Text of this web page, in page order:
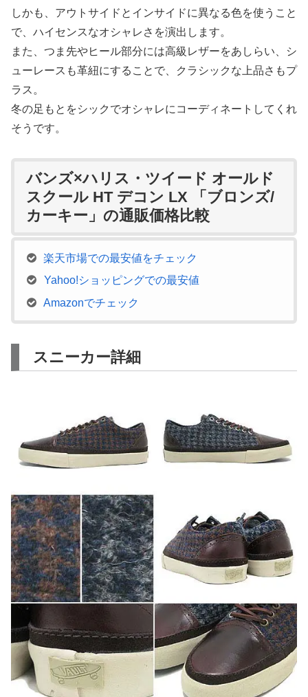
しかも、アウトサイドとインサイドに異なる色を使うこと
で、ハイセンスなオシャレさを演出します。
また、つま先やヒール部分には高級レザーをあしらい、シ
ューレースも革紐にすることで、クラシックな上品さもプ
ラス。
冬の足もとをシックでオシャレにコーディネートしてくれ
そうです。
バンズ×ハリス・ツイード オールド
スクール HT デコン LX 「ブロンズ/
カーキー」の通販価格比較
楽天市場での最安値をチェック
Yahoo!ショッピングでの最安値
Amazonでチェック
スニーカー詳細